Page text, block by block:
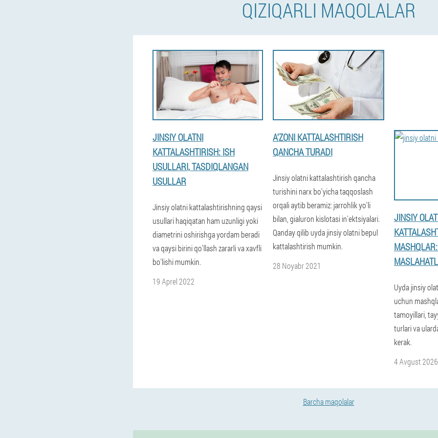
QIZIQARLI MAQOLALAR
JINSIY OLATNI
KATTALASHTIRISH: ISH
USULLARI, TASDIQLANGAN
USULLAR
Jinsiy olatni kattalashtirishning qaysi
usullari haqiqatan ham uzunligi yoki
diametrini oshirishga yordam beradi
va qaysi birini qo'llash zararli va xavfli
bo'lishi mumkin.
19 Aprel 2022
A'ZONI KATTALASHTIRISH
QANCHA TURADI
Jinsiy olatni kattalashtirish qancha
turishini narx bo'yicha taqqoslash
orqali aytib beramiz: jarrohlik yo'li
bilan, gialuron kislotasi in'ektsiyalari.
Qanday qilib uyda jinsiy olatni bepul
kattalashtirish mumkin.
28 Noyabr 2021
JINSIY
Uyda jinsiy
uchun
tamoyillari,
turlari va
kerak.
4 Avgust 2026
Barcha maqolalar